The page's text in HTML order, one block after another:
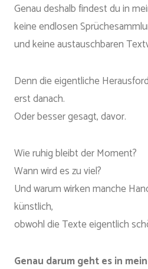
Genau deshalb findest du in
keine endlosen
und keine austauschbaren
Denn die eigentliche
erst danach.
Oder besser gesagt, davor.
Wie ruhig bleibt der Moment?
Wann wird es zu viel?
Und warum wirken manche
künstlich,
obwohl die Texte eigentlich
Genau darum geht es in